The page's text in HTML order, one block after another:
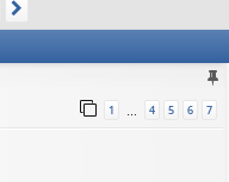
1 … 4 5 6 7